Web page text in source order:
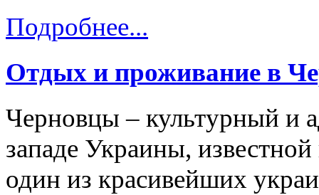
Подробнее...
Отдых и проживание в
Черновцы – культурный и
западе Украины,
один из красивейших